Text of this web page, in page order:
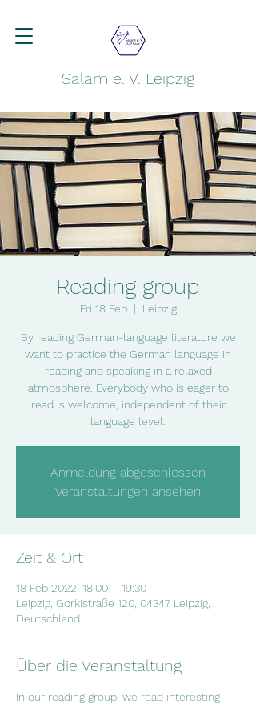
Salam e. V. Leipzig
Reading group
Fri 18 Feb
  |
Leipzig
By reading German-language literature we
want to practice the German language in
reading and speaking in a relaxed
atmosphere. Everybody who is eager to
read is welcome, independent of their
language level.
Anmeldung abgeschlossen
Veranstaltungen ansehen
Zeit & Ort
18 Feb 2022, 18:00 – 19:30
Leipzig, Gorkistraße 120, 04347 Leipzig,
Deutschland
Über die Veranstaltung
In our reading group, we read interesting